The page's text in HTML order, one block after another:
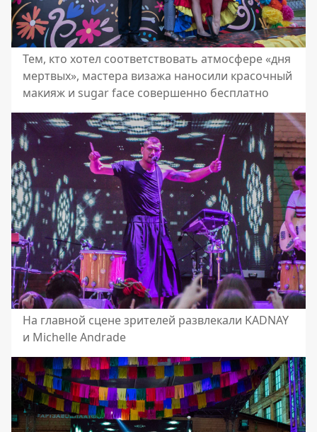
Тем, кто хотел соответствовать атмосфере «дня
мертвых», мастера визажа наносили красочный
макияж и sugar face совершенно бесплатно
На главной сцене зрителей развлекали KADNAY
и Michelle Andrade